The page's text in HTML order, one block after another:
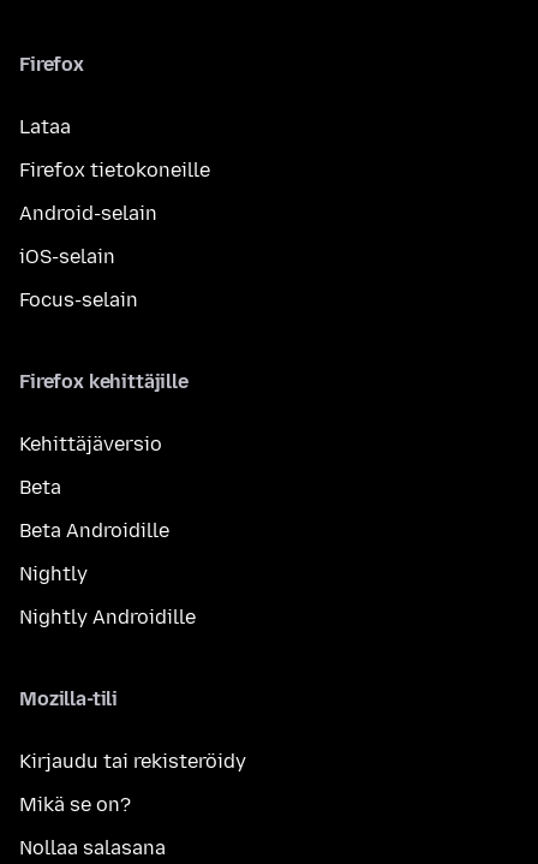
Firefox
Lataa
Firefox tietokoneille
Android-selain
iOS-selain
Focus-selain
Firefox kehittäjille
Kehittäjäversio
Beta
Beta Androidille
Nightly
Nightly Androidille
Mozilla-tili
Kirjaudu tai rekisteröidy
Mikä se on?
Nollaa salasana